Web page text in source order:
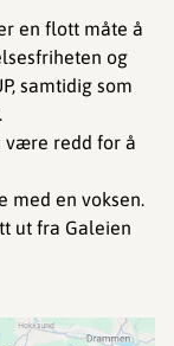
en flott måte å
og
samtidig som
være redd for å
med en voksen.
ut fra Galeien